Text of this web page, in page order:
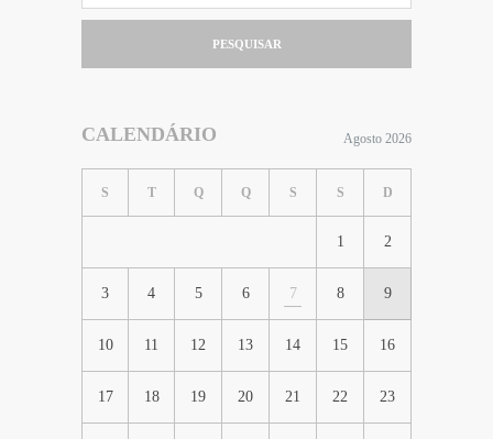
PESQUISAR
CALENDÁRIO Agosto 2026
S T Q Q S S D
1 2
3 4 5 6 7 8 9
10 11 12 13 14 15 16
17 18 19 20 21 22 23